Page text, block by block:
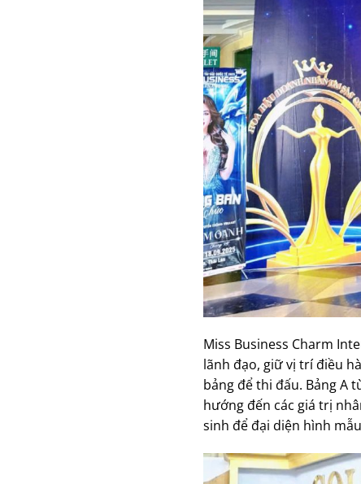
Miss Business Charm
lãnh đạo, giữ vị trí điều
bảng để thi đấu. Bảng A
hướng đến các giá trị
sinh để đại diện hình